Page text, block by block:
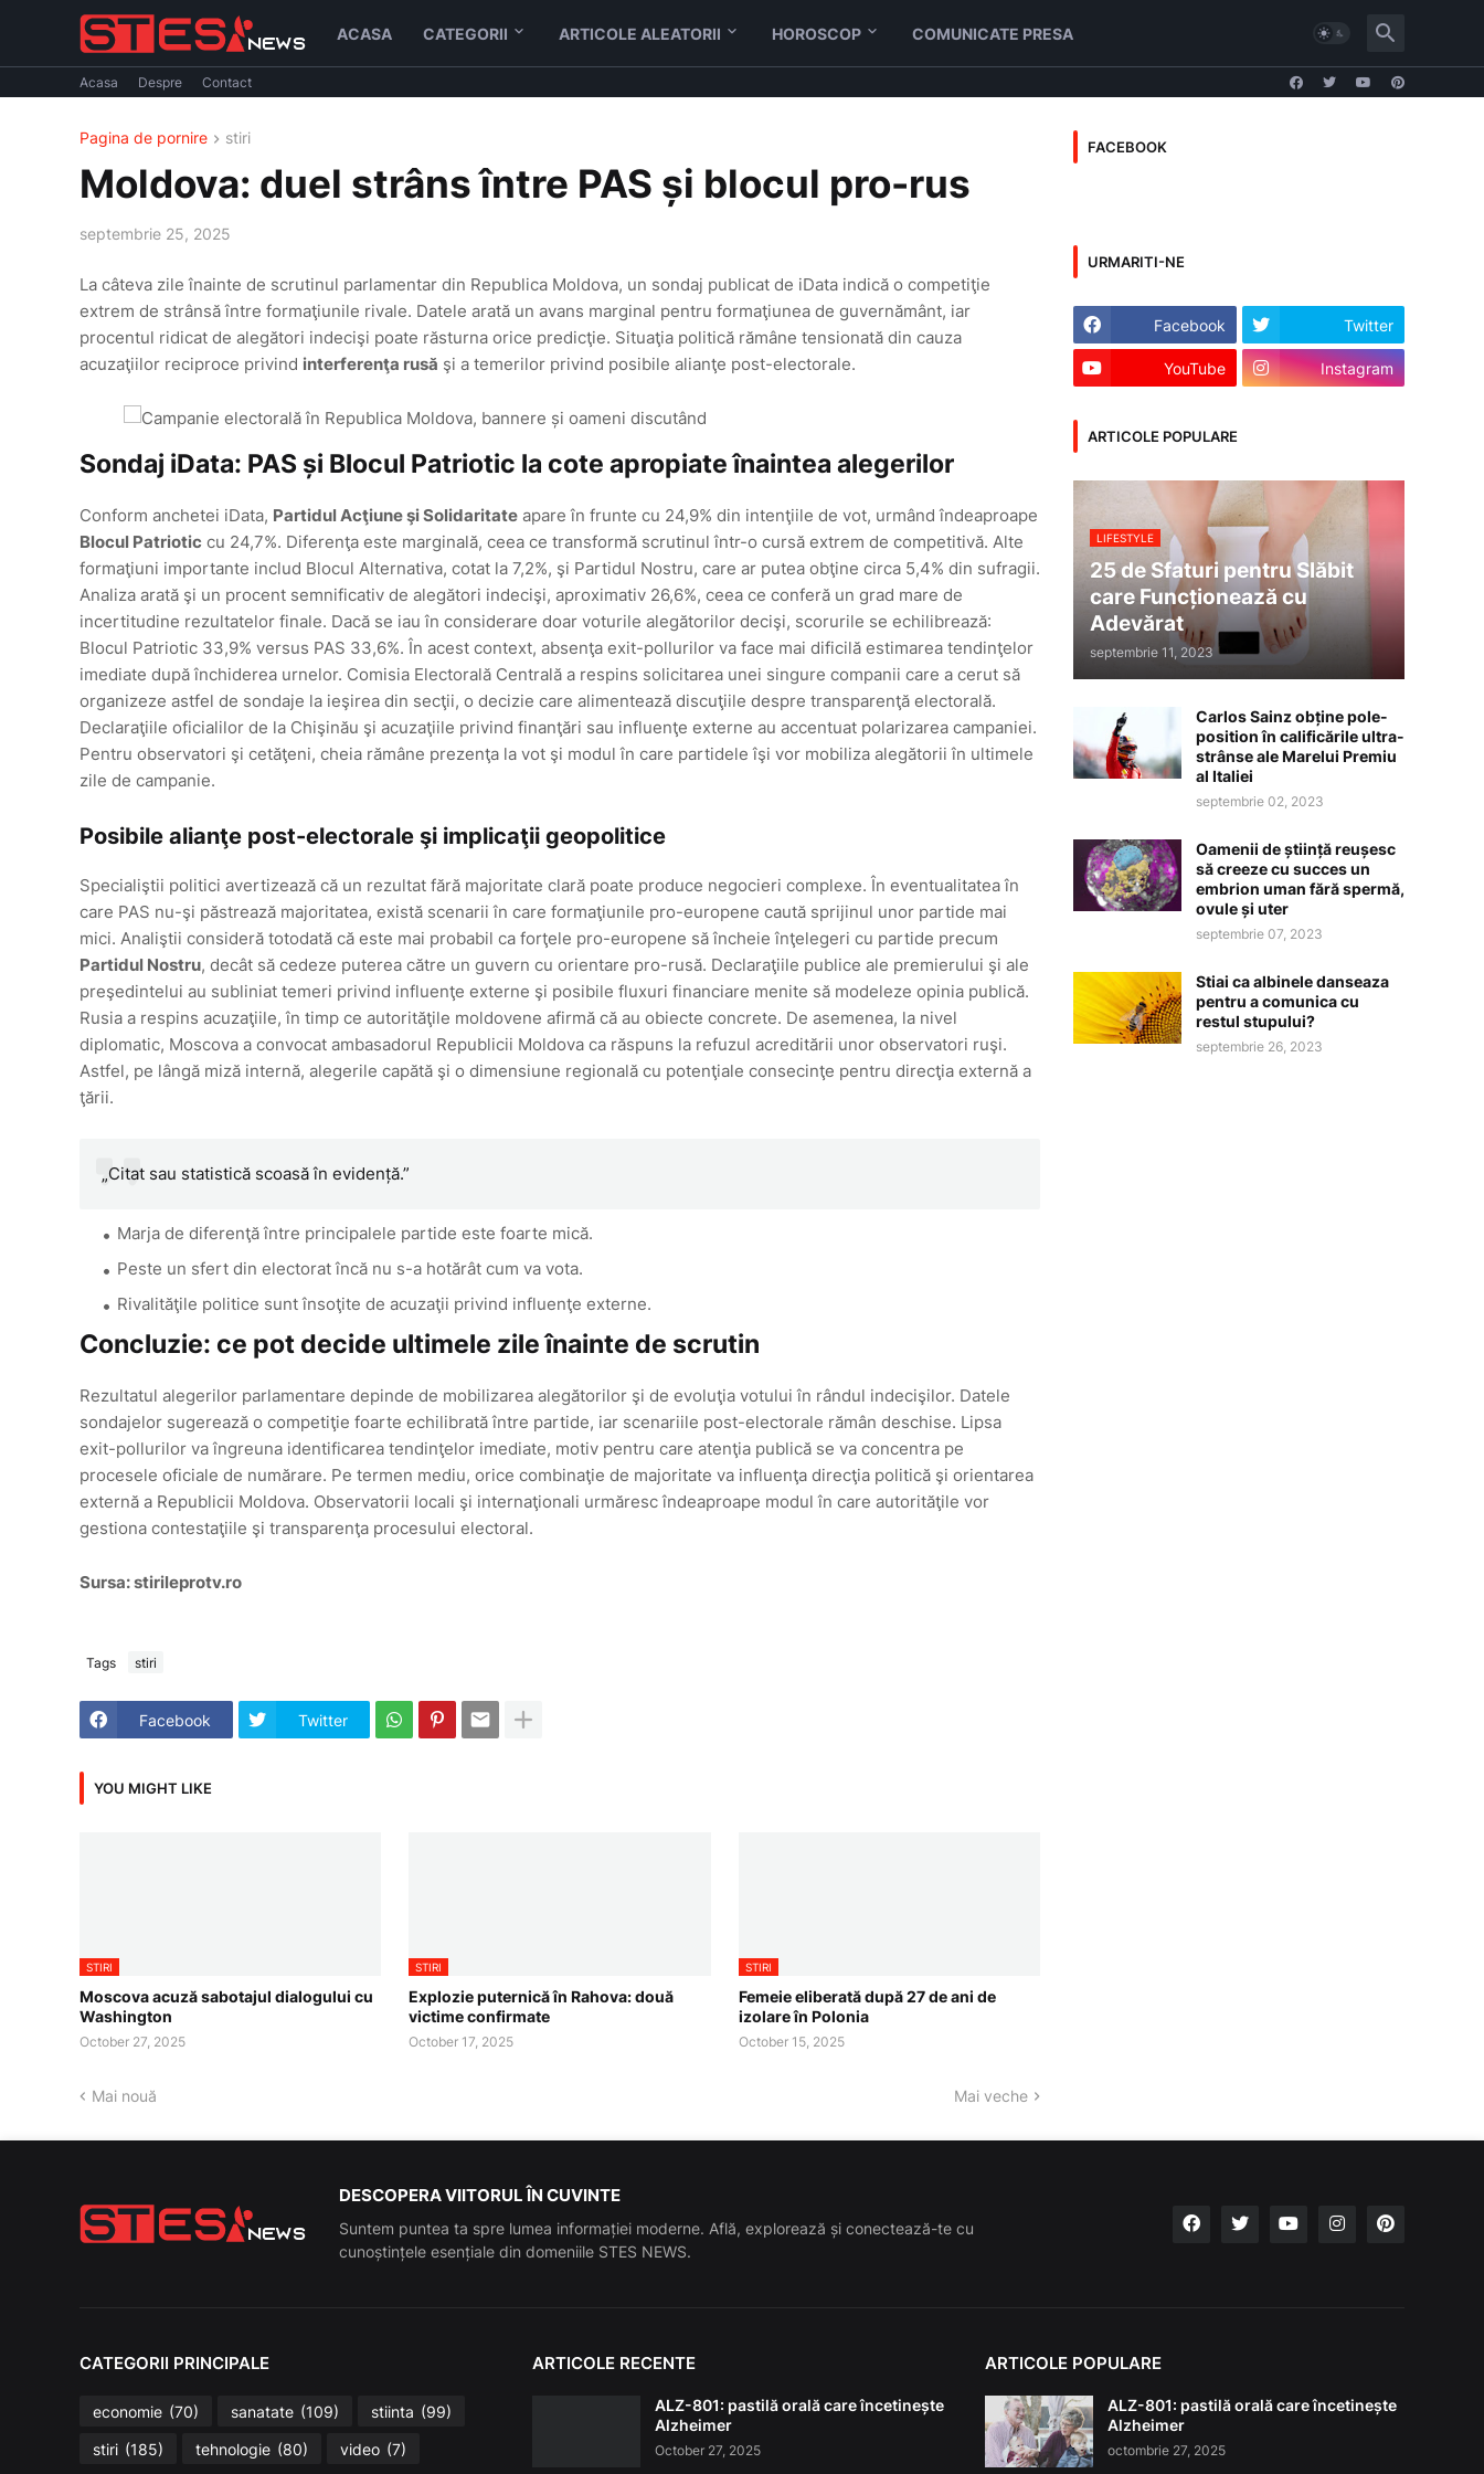
ACASA CATEGORII ARTICOLE ALEATORII HOROSCOP COMUNICATE PRESA
Acasa Despre Contact
Pagina de pornire stiri
Moldova: duel strâns între PAS și blocul pro-rus
septembrie 25, 2025
La câteva zile înainte de scrutinul parlamentar din Republica Moldova, un sondaj publicat de iData indică o competiţie
extrem de strânsă între formaţiunile rivale. Datele arată un avans marginal pentru formaţiunea de guvernământ, iar
procentul ridicat de alegători indecişi poate răsturna orice predicţie. Situaţia politică rămâne tensionată din cauza
acuzaţiilor reciproce privind interferenţa rusă şi a temerilor privind posibile alianţe post-electorale.
Sondaj iData: PAS și Blocul Patriotic la cote apropiate înaintea alegerilor
Conform anchetei iData, Partidul Acţiune şi Solidaritate apare în frunte cu 24,9% din intenţiile de vot, urmând îndeaproape
Blocul Patriotic cu 24,7%. Diferenţa este marginală, ceea ce transformă scrutinul într-o cursă extrem de competitivă. Alte
formaţiuni importante includ Blocul Alternativa, cotat la 7,2%, şi Partidul Nostru, care ar putea obţine circa 5,4% din sufragii.
Analiza arată şi un procent semnificativ de alegători indecişi, aproximativ 26,6%, ceea ce conferă un grad mare de
incertitudine rezultatelor finale. Dacă se iau în considerare doar voturile alegătorilor decişi, scorurile se echilibrează:
Blocul Patriotic 33,9% versus PAS 33,6%. În acest context, absenţa exit-pollurilor va face mai dificilă estimarea tendinţelor
imediate după închiderea urnelor. Comisia Electorală Centrală a respins solicitarea unei singure companii care a cerut să
organizeze astfel de sondaje la ieşirea din secţii, o decizie care alimentează discuţiile despre transparenţă electorală.
Declaraţiile oficialilor de la Chişinău şi acuzaţiile privind finanţări sau influenţe externe au accentuat polarizarea campaniei.
Pentru observatori şi cetăţeni, cheia rămâne prezenţa la vot şi modul în care partidele îşi vor mobiliza alegătorii în ultimele
zile de campanie.
Posibile alianţe post-electorale şi implicaţii geopolitice
Specialiştii politici avertizează că un rezultat fără majoritate clară poate produce negocieri complexe. În eventualitatea în
care PAS nu-şi păstrează majoritatea, există scenarii în care formaţiunile pro-europene caută sprijinul unor partide mai
mici. Analiştii consideră totodată că este mai probabil ca forţele pro-europene să încheie înţelegeri cu partide precum
Partidul Nostru, decât să cedeze puterea către un guvern cu orientare pro-rusă. Declaraţiile publice ale premierului şi ale
preşedintelui au subliniat temeri privind influenţe externe şi posibile fluxuri financiare menite să modeleze opinia publică.
Rusia a respins acuzaţiile, în timp ce autorităţile moldovene afirmă că au obiecte concrete. De asemenea, la nivel
diplomatic, Moscova a convocat ambasadorul Republicii Moldova ca răspuns la refuzul acreditării unor observatori ruşi.
Astfel, pe lângă miză internă, alegerile capătă şi o dimensiune regională cu potenţiale consecinţe pentru direcţia externă a
ţării.
„Citat sau statistică scoasă în evidență.”
Marja de diferenţă între principalele partide este foarte mică.
Peste un sfert din electorat încă nu s-a hotărât cum va vota.
Rivalităţile politice sunt însoţite de acuzaţii privind influenţe externe.
Concluzie: ce pot decide ultimele zile înainte de scrutin
Rezultatul alegerilor parlamentare depinde de mobilizarea alegătorilor şi de evoluţia votului în rândul indecişilor. Datele
sondajelor sugerează o competiţie foarte echilibrată între partide, iar scenariile post-electorale rămân deschise. Lipsa
exit-pollurilor va îngreuna identificarea tendinţelor imediate, motiv pentru care atenţia publică se va concentra pe
procesele oficiale de numărare. Pe termen mediu, orice combinaţie de majoritate va influenţa direcţia politică şi orientarea
externă a Republicii Moldova. Observatorii locali şi internaţionali urmăresc îndeaproape modul în care autorităţile vor
gestiona contestaţiile şi transparenţa procesului electoral.
Sursa: stirileprotv.ro
Tags stiri
Facebook Twitter
YOU MIGHT LIKE
STIRI
Moscova acuză sabotajul dialogului cu
Washington
October 27, 2025
STIRI
Explozie puternică în Rahova: două
victime confirmate
October 17, 2025
STIRI
Femeie eliberată după 27 de ani de
izolare în Polonia
October 15, 2025
Mai nouă Mai veche
FACEBOOK
URMARITI-NE
Facebook Twitter
YouTube Instagram
ARTICOLE POPULARE
LIFESTYLE
25 de Sfaturi pentru Slăbit
care Funcționează cu
Adevărat
septembrie 11, 2023
Carlos Sainz obține pole-
position în calificările ultra-
strânse ale Marelui Premiu
al Italiei
septembrie 02, 2023
Oamenii de știință reușesc
să creeze cu succes un
embrion uman fără spermă,
ovule și uter
septembrie 07, 2023
Stiai ca albinele danseaza
pentru a comunica cu
restul stupului?
septembrie 26, 2023
DESCOPERA VIITORUL ÎN CUVINTE
Suntem puntea ta spre lumea informației moderne. Află, explorează și conectează-te cu
cunoștințele esențiale din domeniile STES NEWS.
CATEGORII PRINCIPALE
economie (70) sanatate (109) stiinta (99)
stiri (185) tehnologie (80) video (7)
ARTICOLE RECENTE
ALZ-801: pastilă orală care încetinește
Alzheimer
October 27, 2025
ARTICOLE POPULARE
ALZ-801: pastilă orală care încetinește
Alzheimer
octombrie 27, 2025